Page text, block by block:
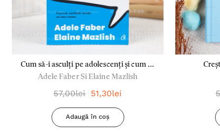
Cum să-i asculți pe adolescenți și cum să
te faci ascultat - Adele Faber si Elaine
Mazlish
Adele Faber Si Elaine Mazlish
57,00lei 51,30lei
Adaugă în coș